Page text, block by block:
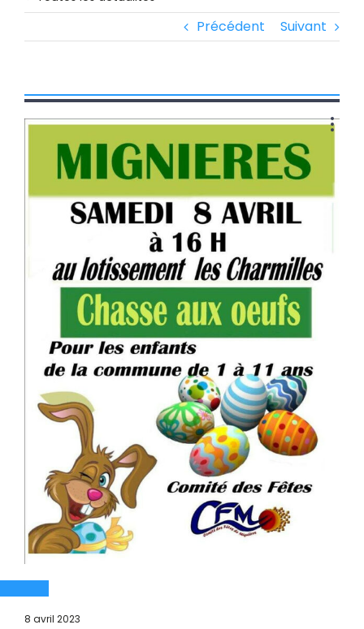
Précédent Suivant
Voir
l'image
agrandie
8 avril 2023